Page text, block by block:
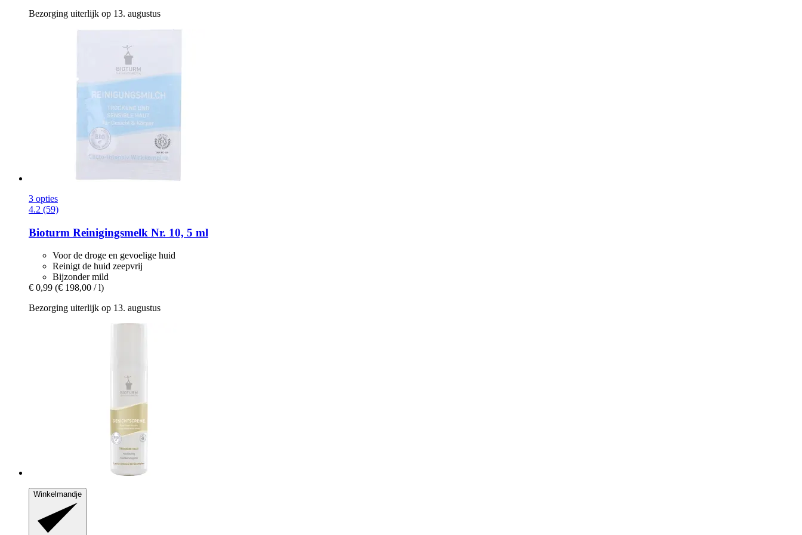
Bezorging uiterlijk op 13. augustus
3 opties
4.2 (59)
Bioturm Reinigingsmelk Nr. 10, 5 ml
Voor de droge en gevoelige huid
Reinigt de huid zeepvrij
Bijzonder mild
€ 0,99 (€ 198,00 / l)
Bezorging uiterlijk op 13. augustus
Winkelmandje